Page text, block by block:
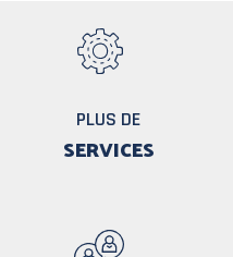
PLUS DE
SERVICES